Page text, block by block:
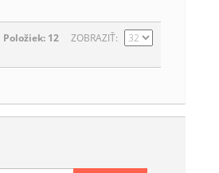
Položiek: 12 ZOBRAZIŤ